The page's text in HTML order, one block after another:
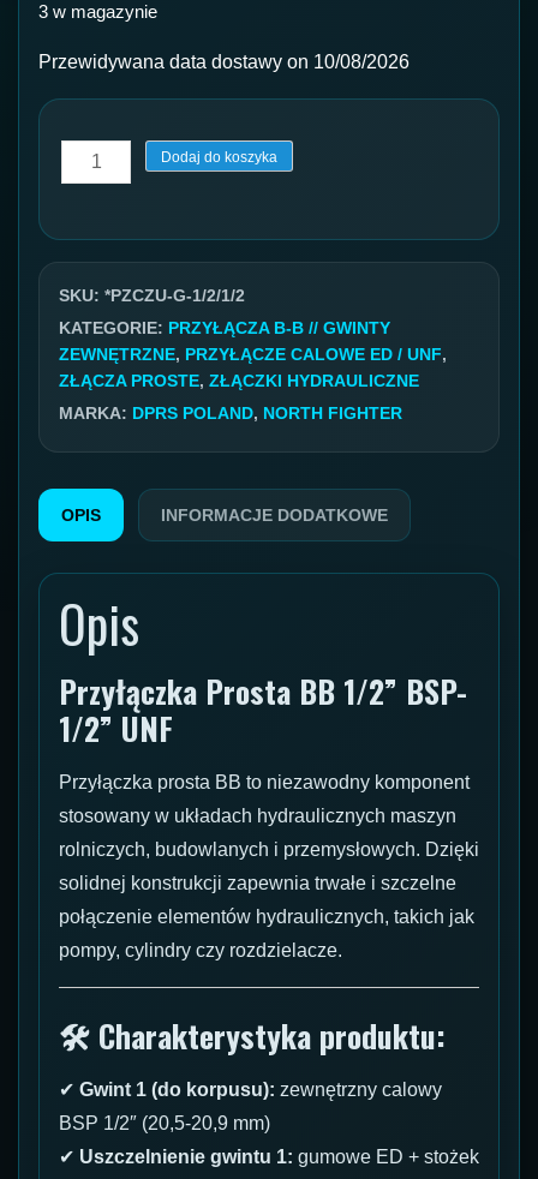
3 w magazynie
Przewidywana data dostawy on 10/08/2026
ilość
Przyłącze
UNF
GZ
1/2''/1/2''
Dodaj do koszyka
SKU: *PZCZU-G-1/2/1/2
KATEGORIE: PRZYŁĄCZA B-B // GWINTY
ZEWNĘTRZNE, PRZYŁĄCZE CALOWE ED / UNF,
ZŁĄCZA PROSTE, ZŁĄCZKI HYDRAULICZNE
MARKA: DPRS POLAND, NORTH FIGHTER
OPIS INFORMACJE DODATKOWE
Opis
Przyłączka Prosta BB 1/2” BSP-
1/2” UNF
Przyłączka prosta BB to niezawodny komponent
stosowany w układach hydraulicznych maszyn
rolniczych, budowlanych i przemysłowych. Dzięki
solidnej konstrukcji zapewnia trwałe i szczelne
połączenie elementów hydraulicznych, takich jak
pompy, cylindry czy rozdzielacze.
🛠 Charakterystyka produktu:
✔ Gwint 1 (do korpusu): zewnętrzny calowy
BSP 1/2″ (20,5-20,9 mm)
✔ Uszczelnienie gwintu 1: gumowe ED + stożek